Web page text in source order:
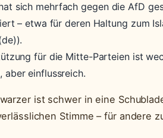
sich mehrfach gegen die AfD
– etwa für deren Haltung zum
für die Mitte-Parteien ist
aber einflussreich.
ist schwer in eine
Stimme – für andere